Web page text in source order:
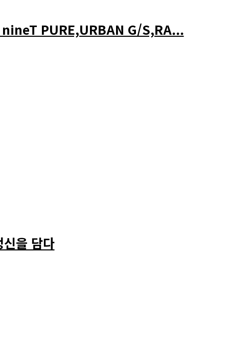
nineT PURE,URBAN G/S,RA...
을 담다